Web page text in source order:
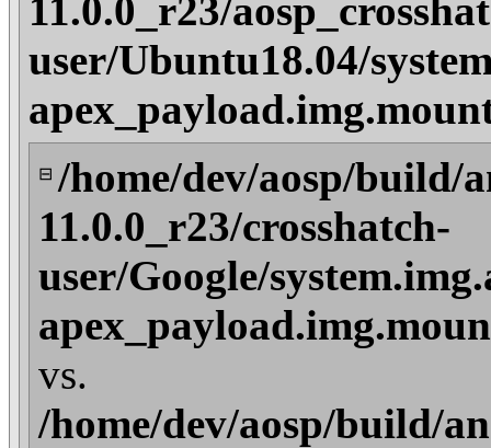
11.0.0_r23/
user/Ubuntu18.04/
⊟ /home/dev/aosp/build/
11.0.0_r23/crosshatch-
user/Google/
vs.
/home/dev/aosp/build/